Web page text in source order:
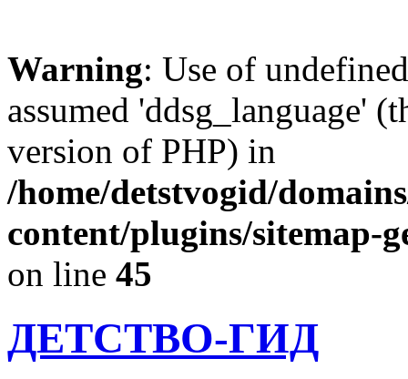
Warning: Use of
assumed 'ddsg_language'
version of PHP) in
/home/detstvogid/
content/plugins/sitemap-
on line 45
ДЕТСТВО-ГИД